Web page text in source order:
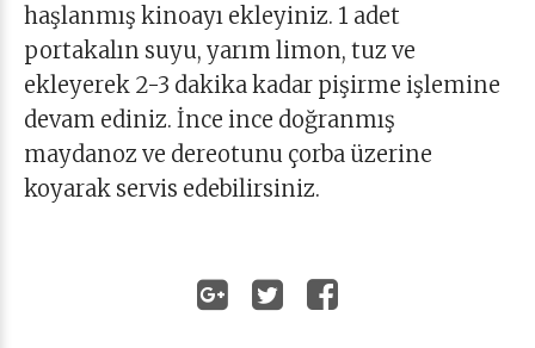
haşlanmış kinoayı ekleyiniz. 1 adet
portakalın suyu, yarım limon, tuz ve
ekleyerek 2-3 dakika kadar pişirme işlemine
devam ediniz. İnce ince doğranmış
maydanoz ve dereotunu çorba üzerine
koyarak servis edebilirsiniz.